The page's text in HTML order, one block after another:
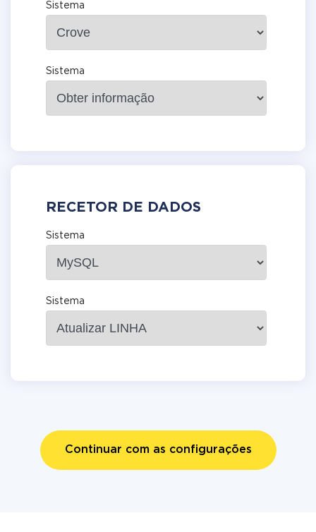
Sistema
Sistema
RECETOR DE DADOS
Sistema
Sistema
Continuar com as configurações